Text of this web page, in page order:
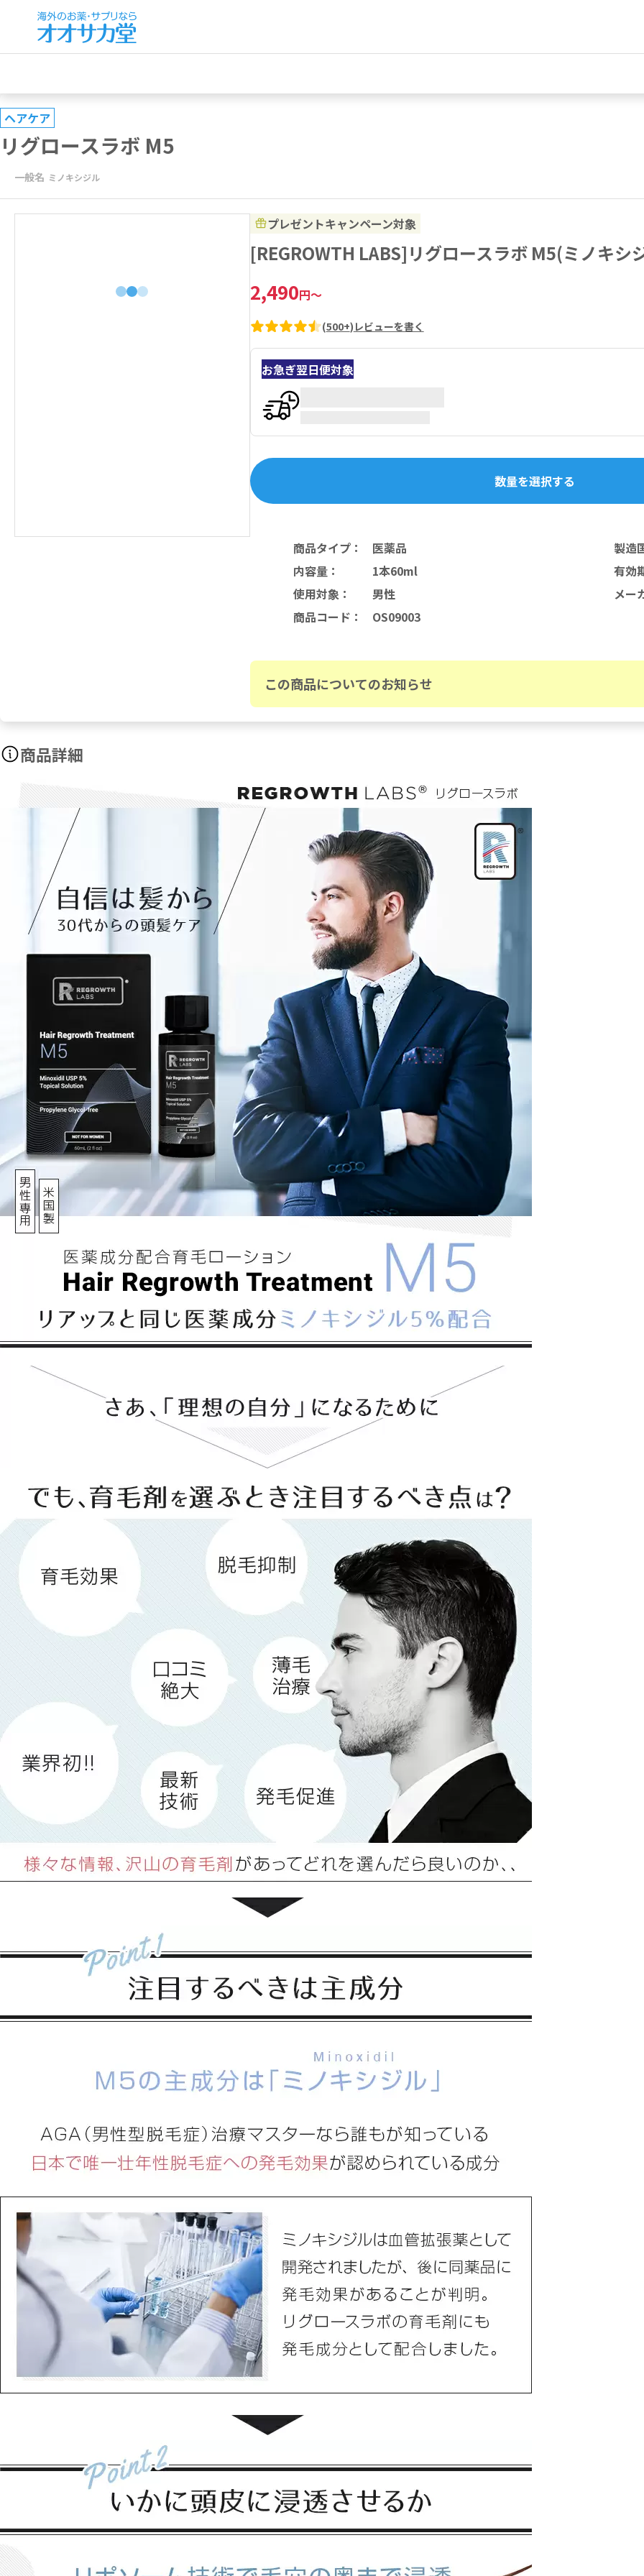
ヘアケア
リグロースラボ M5
一般名 ミノキシジル
プレゼントキャンペーン対象
[REGROWTH LABS]リグロースラボ M5(ミノキ
2,490円～
(500+) レビューを書く
お急ぎ翌日便対象
数量を選択する
商品タイプ：
医薬品
内容量：
1本60ml
使用対象：
男性
商品コード ： OS09003
製造
有効
メー
この商品についてのお知らせ
商品詳細